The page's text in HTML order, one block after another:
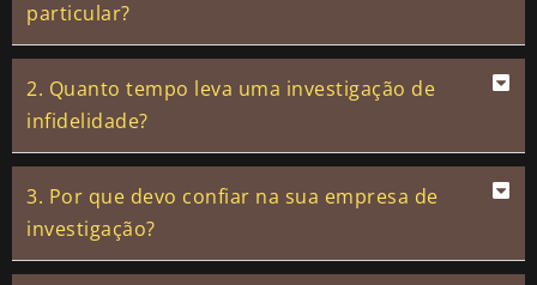
particular?
2. Quanto tempo leva uma investigação de
infidelidade?
3. Por que devo confiar na sua empresa de
investigação?